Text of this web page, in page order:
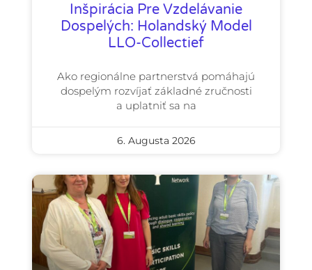
Inšpirácia Pre Vzdelávanie
Dospelých: Holandský Model
LLO-Collectief
Ako regionálne partnerstvá pomáhajú
dospelým rozvíjať základné zručnosti
a uplatniť sa na
6. Augusta 2026